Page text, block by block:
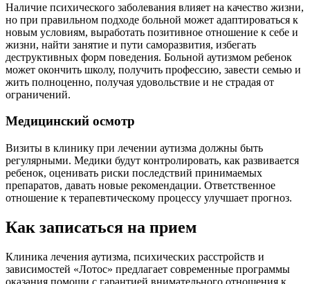
Наличие психического заболевания влияет на качество жизни,
но при правильном подходе больной может адаптироваться к
новым условиям, выработать позитивное отношение к себе и
жизни, найти занятие и пути саморазвития, избегать
деструктивных форм поведения. Больной аутизмом ребенок
может окончить школу, получить профессию, завести семью и
жить полноценно, получая удовольствие и не страдая от
ограничений.
Медицинский осмотр
Визиты в клинику при лечении аутизма должны быть
регулярными. Медики будут контролировать, как развивается
ребенок, оценивать риски последствий принимаемых
препаратов, давать новые рекомендации. Ответственное
отношение к терапевтическому процессу улучшает прогноз.
Как записаться на прием
Клиника лечения аутизма, психических расстройств и
зависимостей «Лотос» предлагает современные программы
оказания помощи с гарантией внимательного отношения к